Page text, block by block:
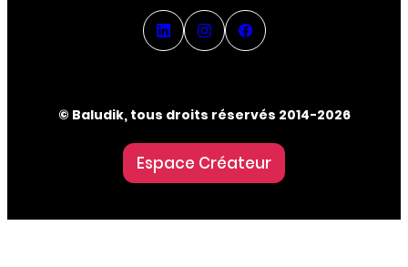
© Baludik, tous droits réservés 2014-2026
Espace Créateur